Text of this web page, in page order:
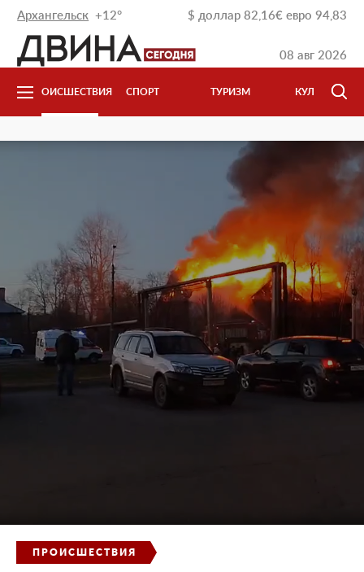
08 авг 2026
$ доллар 82,16€ евро 94,83
Архангельск +12°
ПРОИСШЕСТВИЯ СПОРТ ТУРИЗМ КУЛЬТУРА
ПРОИСШЕСТВИЯ